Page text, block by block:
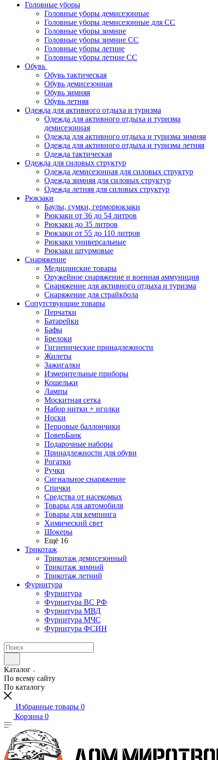
Головные уборы
Головные уборы демисезонные
Головные уборы демисезонные для СС
Головные уборы зимние
Головные уборы зимние СС
Головные уборы летние
Головные уборы летние СС
Обувь
Обувь тактическая
Обувь демисезонная
Обувь зимняя
Обувь летняя
Одежда для активного отдыха и туризма
Одежда для активного отдыха и туризма
демисезонная
Одежда для активного отдыха и туризма зимняя
Одежда для активного отдыха и туризма летняя
Одежда тактическая
Одежда для силовых структур
Одежда демисезонная для силовых структур
Одежда зимняя для силовых структур
Одежда летняя для силовых структур
Рюкзаки
Баулы, сумки, герморюкзаки
Рюкзаки от 36 до 54 литров
Рюкзаки до 35 литров
Рюкзаки от 55 до 110 литров
Рюкзаки универсальные
Рюкзаки штурмовые
Снаряжение
Медицинские товары
Оружейное снаряжение и военная аммуниция
Снаряжение для активного отдыха и туризма
Снаряжение для страйкбола
Сопутствующие товары
Перчатки
Батарейки
Бафы
Брелоки
Гигиенические принадлежности
Жилеты
Зажигалки
Измерительные приборы
Кошельки
Лампы
Москитная сетка
Набор нитки + иголки
Носки
Перцовые баллончики
ПоверБанк
Подарочные наборы
Принадлежности для обуви
Рогатки
Ручки
Сигнальное снаряжение
Спички
Средства от насекомых
Товары для автомобиля
Товары для кемпинга
Химический свет
Шокеры
Ещё 16
Трикотаж
Трикотаж демисезонный
Трикотаж зимний
Трикотаж летний
Фурнитура
Фурнитура
Фурнитура ВС РФ
Фурнитура МВД
Фурнитура МЧС
Фурнитура ФСИН
Каталог
По всему сайту
По каталогу
Избранные товары 0
Корзина 0